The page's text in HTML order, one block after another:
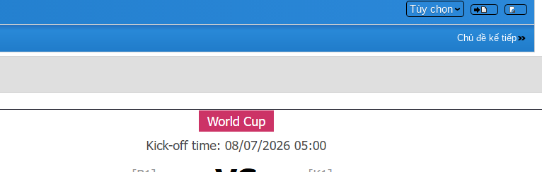
Tùy chọn
Chủ đề kế tiếp